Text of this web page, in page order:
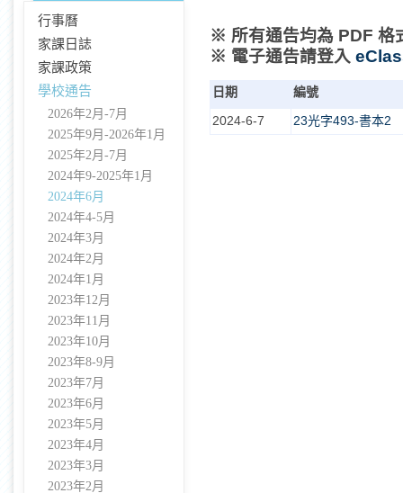
行事曆
家課日誌
家課政策
學校通告
2026年2月-7月
2025年9月-2026年1月
2025年2月-7月
2024年9-2025年1月
2024年6月
2024年4-5月
2024年3月
2024年2月
2024年1月
2023年12月
2023年11月
2023年10月
2023年8-9月
2023年7月
2023年6月
2023年5月
2023年4月
2023年3月
2023年2月
※ 所有通告均為 PDF 格
※ 電子通告請登入
日期
編號
2024-6-7
23光字493-書本2